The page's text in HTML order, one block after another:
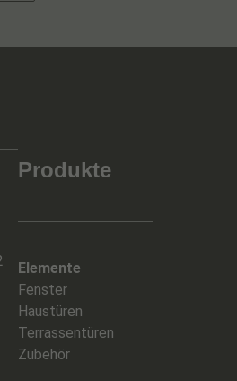
Produkte
Elemente
Fenster
Haustüren
Terrassentüren
Zubehör